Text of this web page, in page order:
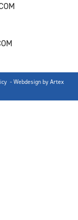
- Webdesign byArtex